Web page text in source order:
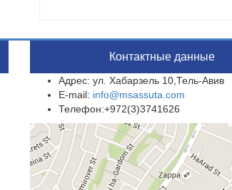
Контактные данные
Адрес: ул. Хабарзель 10,Тель-Авив
E-mail: info@msassuta.com
Телефон:+972(3)3741626